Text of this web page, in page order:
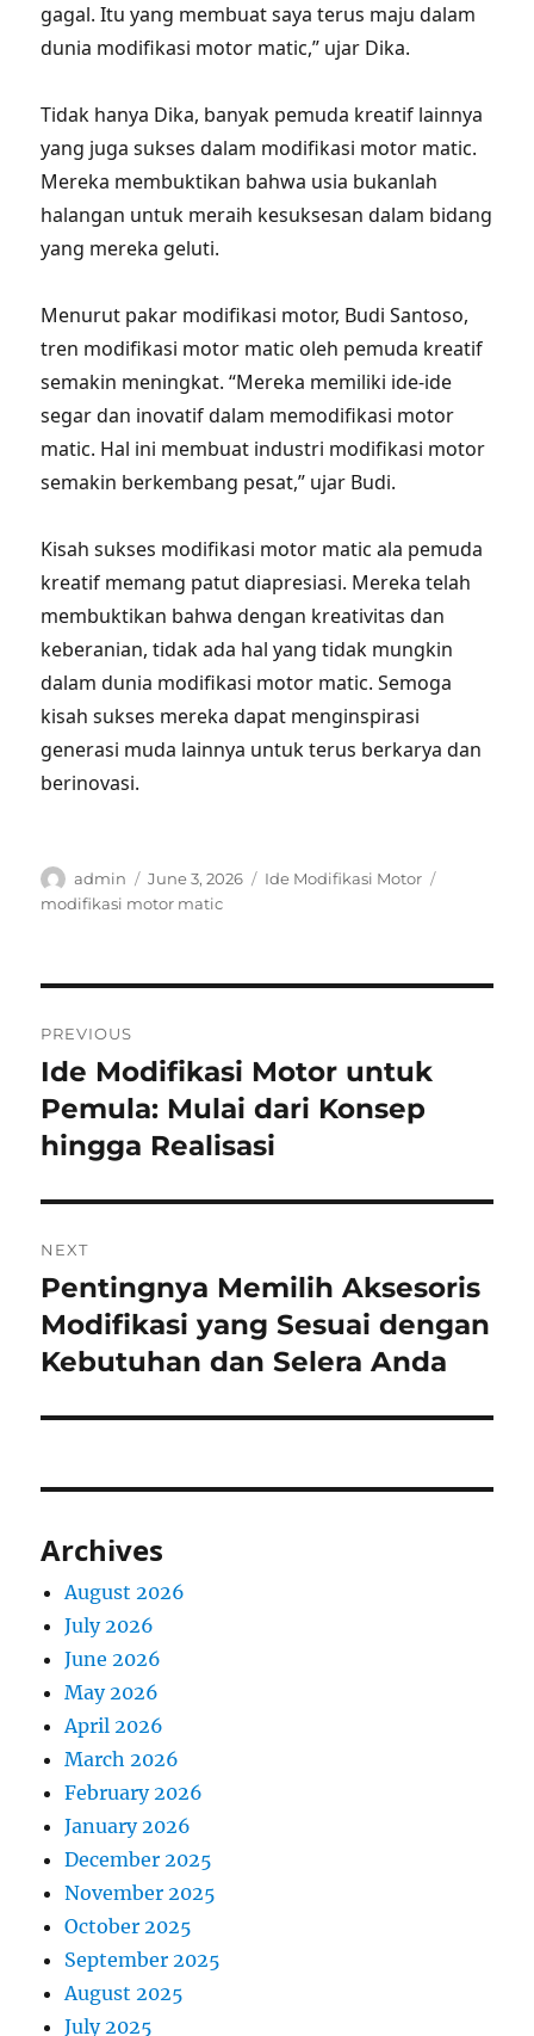
gagal. Itu yang membuat saya terus maju dalam
dunia modifikasi motor matic,” ujar Dika.
Tidak hanya Dika, banyak pemuda kreatif lainnya
yang juga sukses dalam modifikasi motor matic.
Mereka membuktikan bahwa usia bukanlah
halangan untuk meraih kesuksesan dalam bidang
yang mereka geluti.
Menurut pakar modifikasi motor, Budi Santoso,
tren modifikasi motor matic oleh pemuda kreatif
semakin meningkat. “Mereka memiliki ide-ide
segar dan inovatif dalam memodifikasi motor
matic. Hal ini membuat industri modifikasi motor
semakin berkembang pesat,” ujar Budi.
Kisah sukses modifikasi motor matic ala pemuda
kreatif memang patut diapresiasi. Mereka telah
membuktikan bahwa dengan kreativitas dan
keberanian, tidak ada hal yang tidak mungkin
dalam dunia modifikasi motor matic. Semoga
kisah sukses mereka dapat menginspirasi
generasi muda lainnya untuk terus berkarya dan
berinovasi.
Author
admin
Posted
on
June 3, 2026 Categories
Ide Modifikasi Motor
modifikasi motor matic
navigation
PREVIOUS
Previous
post:
Ide Modifikasi Motor untuk
Pemula: Mulai dari Konsep
hingga Realisasi
NEXT
Next
post:
Pentingnya Memilih Aksesoris
Modifikasi yang Sesuai dengan
Kebutuhan dan Selera Anda
Archives
August 2026
July 2026
June 2026
May 2026
April 2026
March 2026
February 2026
January 2026
December 2025
November 2025
October 2025
September 2025
August 2025
July 2025